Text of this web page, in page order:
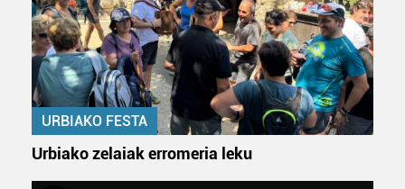
URBIAKO FESTA
Urbiako zelaiak erromeria leku